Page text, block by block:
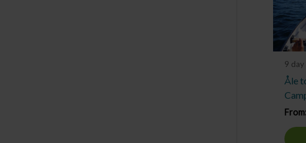
9
Åle
From: